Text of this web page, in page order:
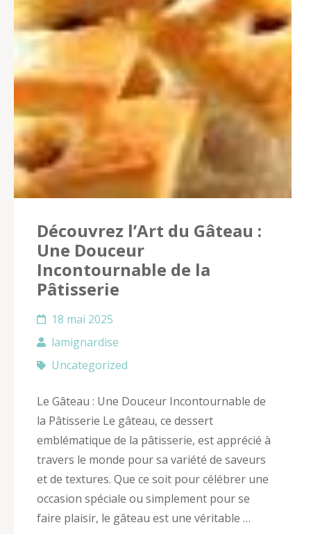
Découvrez l’Art du Gâteau :
Une Douceur
Incontournable de la
Pâtisserie
18 mai 2025
lamignardise
Uncategorized
Le Gâteau : Une Douceur Incontournable de
la Pâtisserie Le gâteau, ce dessert
emblématique de la pâtisserie, est apprécié à
travers le monde pour sa variété de saveurs
et de textures. Que ce soit pour célébrer une
occasion spéciale ou simplement pour se
faire plaisir, le gâteau est une véritable …